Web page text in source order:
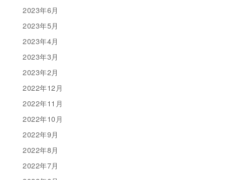
2023年6月
2023年5月
2023年4月
2023年3月
2023年2月
2022年12月
2022年11月
2022年10月
2022年9月
2022年8月
2022年7月